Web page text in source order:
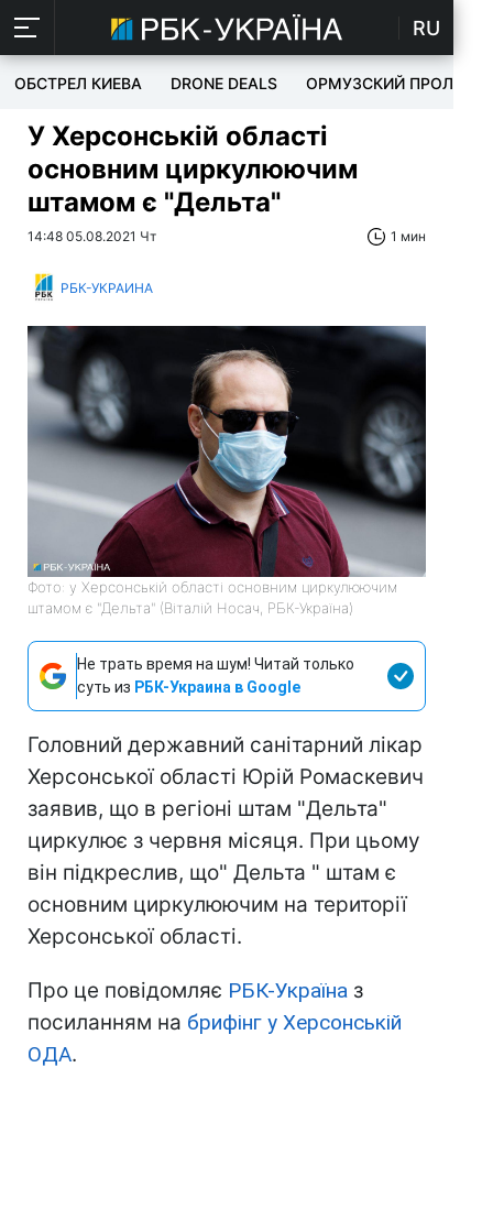
RU
ОБСТРЕЛ КИЕВА DRONE DEALS ОРМУЗСКИЙ ПРОЛИВ
У Херсонській області
основним циркулюючим
штамом є "Дельта"
14:48 05.08.2021 Чт 1 мин
РБК-УКРАИНА
Фото: у Херсонській області основним циркулюючим
штамом є "Дельта" (Віталій Носач, РБК-Україна)
Не трать время на шум! Читай только
суть из РБК-Украина в Google
Головний державний санітарний лікар
Херсонської області Юрій Ромаскевич
заявив, що в регіоні штам "Дельта"
циркулює з червня місяця. При цьому
він підкреслив, що" Дельта " штам є
основним циркулюючим на території
Херсонської області.
Про це повідомляє РБК-Україна з
посиланням на брифінг у Херсонській
ОДА.